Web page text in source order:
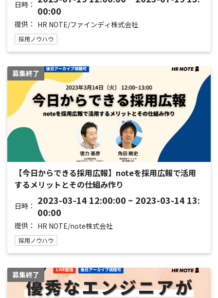
日時： 00:00
提供： HR NOTE/ファインディ株式会社
採用ノウハウ
募集終了
【今日からできる採用広報】noteを採用広報で活用
するメリットとその仕組み作り
日時： 2023-03-14 12:00:00 ~ 2023-03-14 13:
00:00
提供： HR NOTE/note株式会社
採用ノウハウ
募集終了